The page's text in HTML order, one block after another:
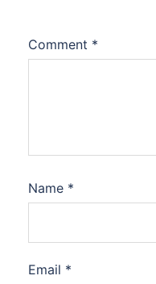
Comment *
Name *
Email *